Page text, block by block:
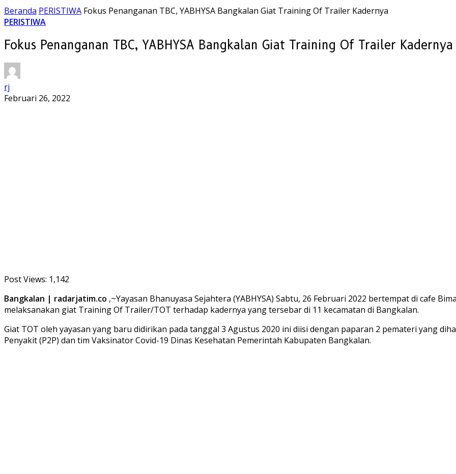
Beranda PERISTIWA Fokus Penanganan TBC, YABHYSA Bangkalan Giat Training Of Trailer Kadernya
PERISTIWA
Fokus Penanganan TBC, YABHYSA Bangkalan Giat Training Of Trailer Kadernya
rj
Februari 26, 2022
Post Views: 1,142
Bangkalan | radarjatim.co ,~Yayasan Bhanuyasa Sejahtera (YABHYSA) Sabtu, 26 Februari 2022 bertempat di cafe
melaksanakan giat Training Of Trailer/TOT terhadap kadernya yang tersebar di 11 kecamatan di Bangkalan.
Giat TOT oleh yayasan yang baru didirikan pada tanggal 3 Agustus 2020 ini diisi dengan paparan 2 pemateri yang
Penyakit (P2P) dan tim Vaksinator Covid-19 Dinas Kesehatan Pemerintah Kabupaten Bangkalan.